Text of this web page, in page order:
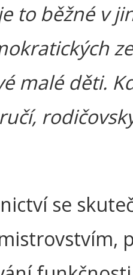
to běžné v
malé děti.
se